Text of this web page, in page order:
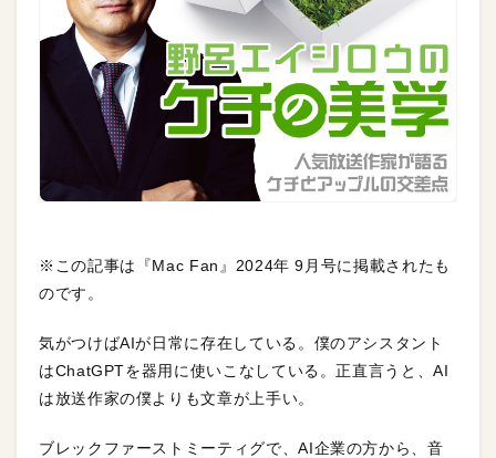
※この記事は『Mac Fan』2024年 9月号に掲載されたも
のです。
気がつけばAIが日常に存在している。僕のアシスタント
はChatGPTを器用に使いこなしている。正直言うと、AI
は放送作家の僕よりも文章が上手い。
ブレックファーストミーティグで、AI企業の方から、音